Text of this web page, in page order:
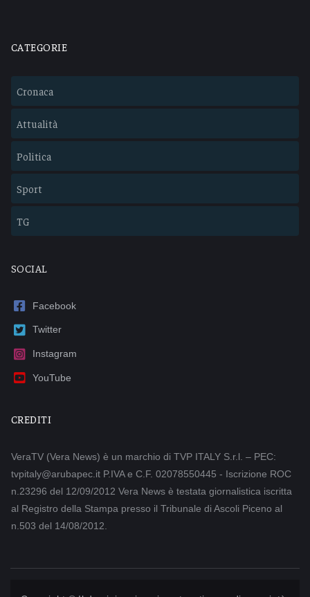
CATEGORIE
Cronaca
Attualità
Politica
Sport
TG
SOCIAL
Facebook
Twitter
Instagram
YouTube
CREDITI
VeraTV (Vera News) è un marchio di TVP ITALY S.r.l. – PEC:
tvpitaly@arubapec.it P.IVA e C.F. 02078550445 - Iscrizione ROC
n.23296 del 12/09/2012 Vera News è testata giornalistica iscritta
al Registro della Stampa presso il Tribunale di Ascoli Piceno al
n.503 del 14/08/2012.